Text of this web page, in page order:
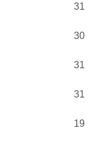
31
30
31
31
19